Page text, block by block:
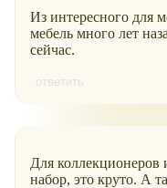
Из интересного для
мебель много лет
сейчас.
ответить
Для коллекционеров
набор, это круто. А